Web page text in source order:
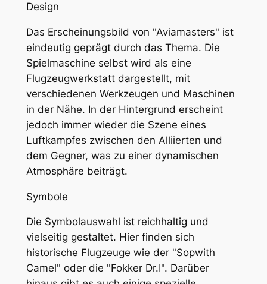
Design
Das Erscheinungsbild von "Aviamasters" ist
eindeutig geprägt durch das Thema. Die
Spielmaschine selbst wird als eine
Flugzeugwerkstatt dargestellt, mit
verschiedenen Werkzeugen und Maschinen
in der Nähe. In der Hintergrund erscheint
jedoch immer wieder die Szene eines
Luftkampfes zwischen den Alliierten und
dem Gegner, was zu einer dynamischen
Atmosphäre beiträgt.
Symbole
Die Symbolauswahl ist reichhaltig und
vielseitig gestaltet. Hier finden sich
historische Flugzeuge wie der "Sopwith
Camel" oder die "Fokker Dr.I". Darüber